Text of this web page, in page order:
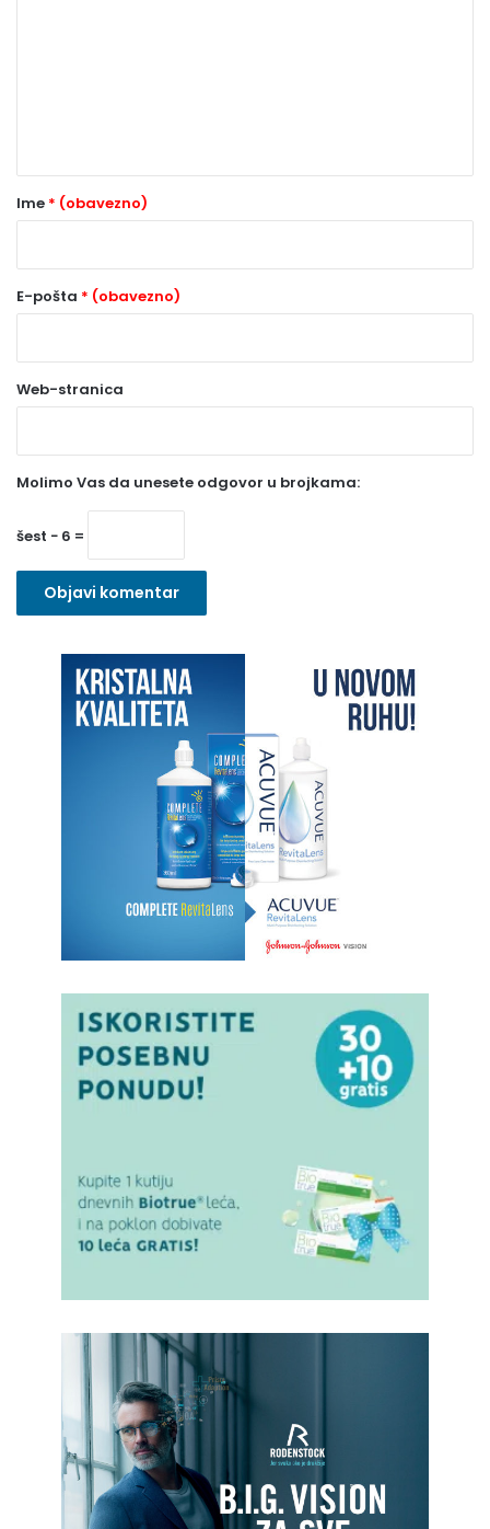
r
o
a
v
z
n
o
Ime * (obavezno)
E-pošta * (obavezno)
Web-stranica
Molimo Vas da unesete odgovor u brojkama:
šest − 6 =